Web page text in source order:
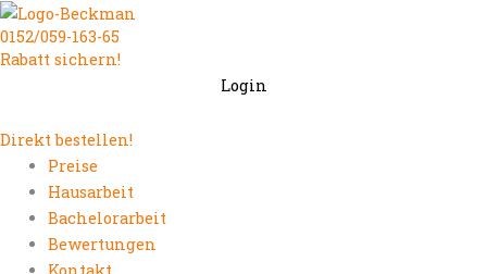
Zum
Inhalt
springen
0152/059-163-65
Rabatt sichern!
Login
Direkt bestellen!
Preise
Hausarbeit
Bachelorarbeit
Bewertungen
Kontakt